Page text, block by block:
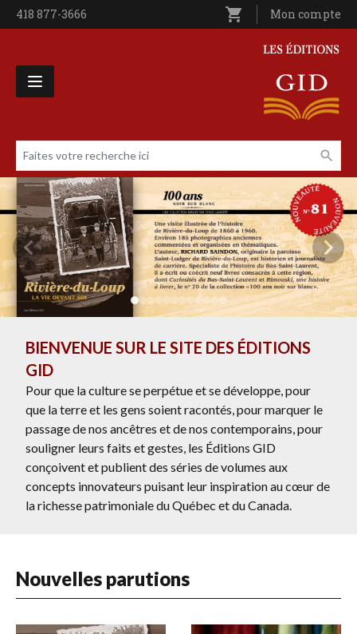
Aller au contenu principal
Téléphone
418 877-3666 shopping_cart Utilisateur
Mon compte
Les Éditions GID
Faites votre recherche ici
Livres par page
BIENVENUE SUR LE SITE DES ÉDITIONS
GID
Pour que la culture se perpétue et se développe, pour
que la terre et les gens soient racontés, pour marquer le
passage de nos ancêtres et de nos contemporains, pour
souligner leurs faits et gestes, les Éditions GID
conçoivent et publient des séries de volumes aux
concepts innovateurs puisant leur inspiration au cœur de
la richesse patrimoniale du Québec et du Canada.
Nouvelles parutions